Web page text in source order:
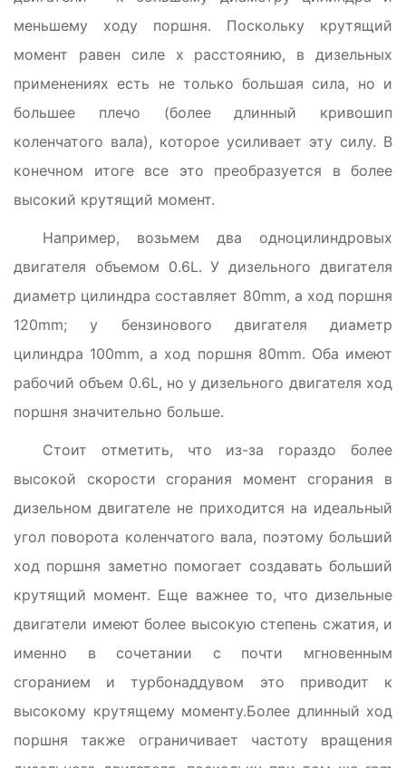
меньшему ходу поршня. Поскольку крутящий
момент равен силе x расстоянию, в дизельных
применениях есть не только большая сила, но и
большее плечо (более длинный кривошип
коленчатого вала), которое усиливает эту силу. В
конечном итоге все это преобразуется в более
высокий крутящий момент.
Например, возьмем два одноцилиндровых
двигателя объемом 0.6L. У дизельного двигателя
диаметр цилиндра составляет 80mm, а ход поршня
120mm; у бензинового двигателя диаметр
цилиндра 100mm, а ход поршня 80mm. Оба имеют
рабочий объем 0.6L, но у дизельного двигателя ход
поршня значительно больше.
Стоит отметить, что из-за гораздо более
высокой скорости сгорания момент сгорания в
дизельном двигателе не приходится на идеальный
угол поворота коленчатого вала, поэтому больший
ход поршня заметно помогает создавать больший
крутящий момент. Еще важнее то, что дизельные
двигатели имеют более высокую степень сжатия, и
именно в сочетании с почти мгновенным
сгоранием и турбонаддувом это приводит к
высокому крутящему моменту.Более длинный ход
поршня также ограничивает частоту вращения